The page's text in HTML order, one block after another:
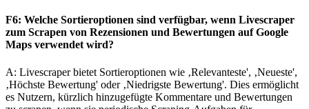
F6: Welche Sortieroptionen sind verfügbar, wenn Livescraper
zum Scrapen von Rezensionen und Bewertungen auf Google
Maps verwendet wird?
A: Livescraper bietet Sortieroptionen wie ‚Relevanteste', ‚Neueste',
‚Höchste Bewertung' oder ‚Niedrigste Bewertung'. Dies ermöglicht
es Nutzern, kürzlich hinzugefügte Kommentare und Bewertungen